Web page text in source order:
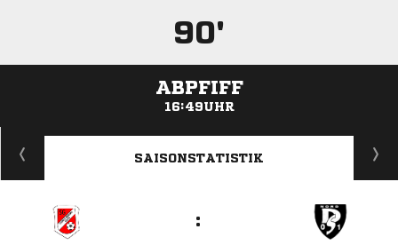
90'
ABPFIFF
16:49UHR
ANZEIGE
SAISONSTATISTIK
: